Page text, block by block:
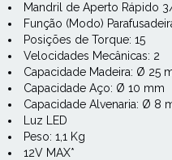
Mandril de Aperto Rápido
Função (Modo)
Posições de Torque: 15
Velocidades Mecânicas: 2
Capacidade Madeira: Ø 25
Capacidade Aço: Ø 10 mm
Capacidade Alvenaria: Ø 8
Luz LED
Peso: 1,1 Kg
12V MAX*